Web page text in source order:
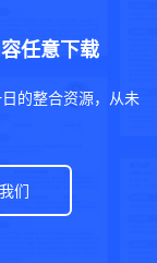
任意下载
的整合资源，从未
们